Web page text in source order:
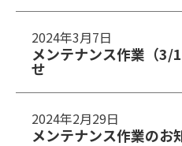
メンテナンス作業（3/
せ
2024年3月7日
メンテナンス作業のお
2024年2月29日